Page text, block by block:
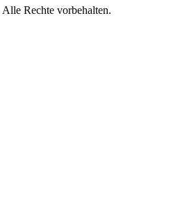
Alle Rechte vorbehalten.